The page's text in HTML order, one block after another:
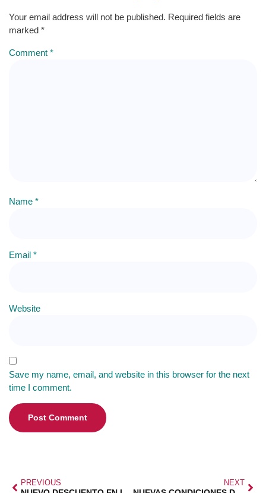
Your email address will not be published. Required fields are
marked *
Comment *
Name *
Email *
Website
Save my name, email, and website in this browser for the next
time I comment.
PREVIOUS NEXT